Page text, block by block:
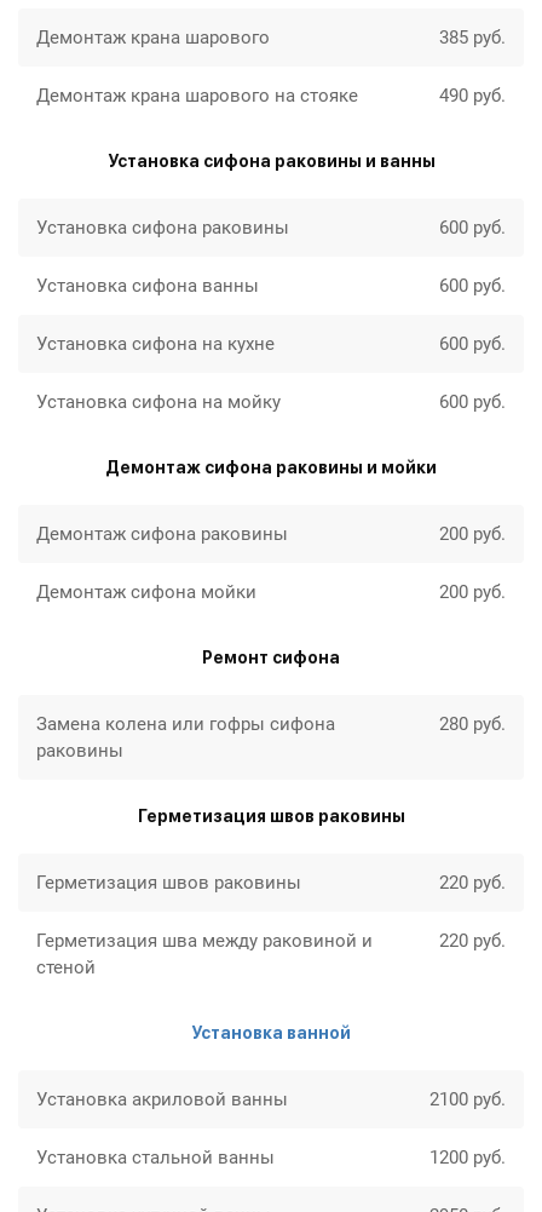
Демонтаж крана шарового 385 руб.
Демонтаж крана шарового на стояке 490 руб.
Установка сифона раковины и ванны
Установка сифона раковины 600 руб.
Установка сифона ванны 600 руб.
Установка сифона на кухне 600 руб.
Установка сифона на мойку 600 руб.
Демонтаж сифона раковины и мойки
Демонтаж сифона раковины 200 руб.
Демонтаж сифона мойки 200 руб.
Ремонт сифона
Замена колена или гофры сифона
раковины
280 руб.
Герметизация швов раковины
Герметизация швов раковины 220 руб.
Герметизация шва между раковиной и
стеной
220 руб.
Установка ванной
Установка акриловой ванны 2100 руб.
Установка стальной ванны 1200 руб.